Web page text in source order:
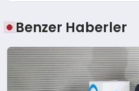
Benzer Haberler